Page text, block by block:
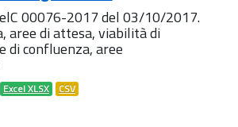
00076-2017 del 03/10/2017.
aree di attesa, viabilità di
di confluenza, aree
Excel XLSX CSV